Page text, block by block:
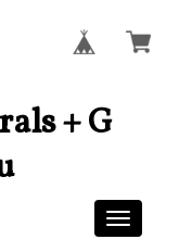
+ G
Toggle